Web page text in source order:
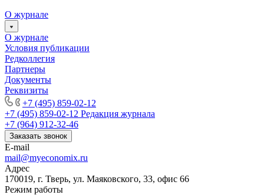
О журнале
О журнале
Условия публикации
Редколлегия
Партнеры
Документы
Реквизиты
+7 (495) 859-02-12
+7 (495) 859-02-12 Редакция журнала
+7 (964) 912-32-46
Заказать звонок
E-mail
mail@myeconomix.ru
Адрес
170019, г. Тверь, ул. Маяковского, 33, офис 66
Режим работы